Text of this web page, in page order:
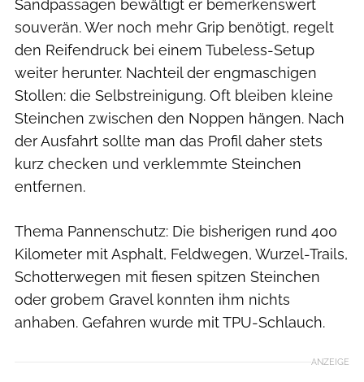
Sandpassagen bewältigt er bemerkenswert
souverän. Wer noch mehr Grip benötigt, regelt
den Reifendruck bei einem Tubeless-Setup
weiter herunter. Nachteil der engmaschigen
Stollen: die Selbstreinigung. Oft bleiben kleine
Steinchen zwischen den Noppen hängen. Nach
der Ausfahrt sollte man das Profil daher stets
kurz checken und verklemmte Steinchen
entfernen.
Thema Pannenschutz: Die bisherigen rund 400
Kilometer mit Asphalt, Feldwegen, Wurzel-Trails,
Schotterwegen mit fiesen spitzen Steinchen
oder grobem Gravel konnten ihm nichts
anhaben. Gefahren wurde mit TPU-Schlauch.
ANZEIGE